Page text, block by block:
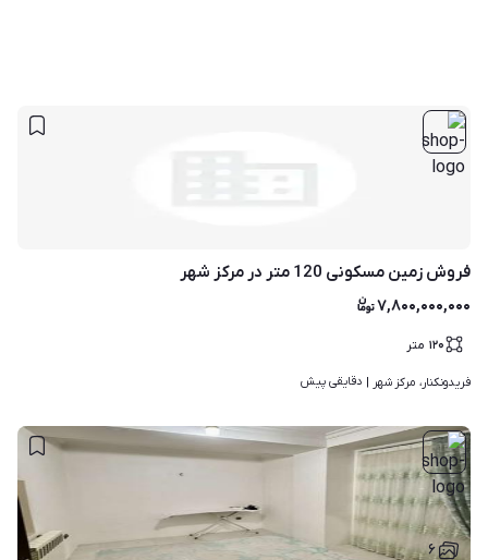
فروش زمین مسکونی 120 متر در مرکز شهر
۷,۸۰۰,۰۰۰,۰۰۰
۱۲۰ متر
فریدونکنار، مرکز شهر | دقایقی پیش
۶